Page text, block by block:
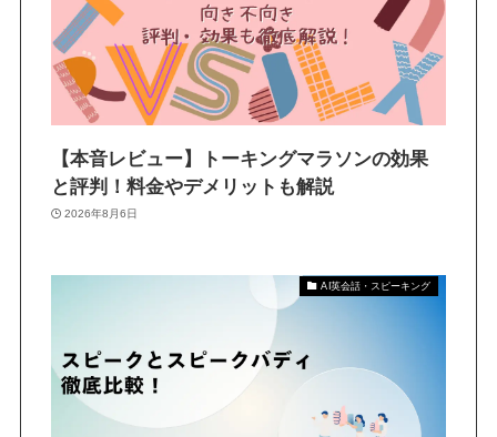
【本音レビュー】トーキングマラソンの効果
と評判！料金やデメリットも解説
2026年8月6日
AI英会話・スピーキング